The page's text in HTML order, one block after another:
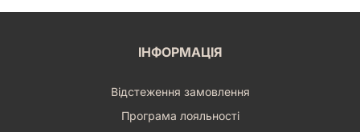
ІНФОРМАЦІЯ
Відстеження замовлення
Програма лояльності